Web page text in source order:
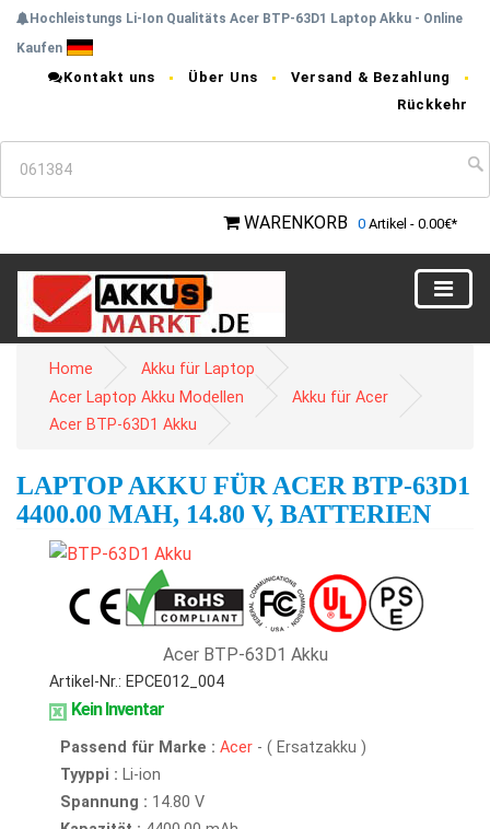
Hochleistungs Li-Ion Qualitäts Acer BTP-63D1 Laptop Akku - Online
Kaufen
Kontakt uns Über Uns
Versand & Bezahlung
Rückkehr
WARENKORB 0 Artikel - 0.00€*
Home
Akku für Laptop
Acer Laptop Akku Modellen
Akku für Acer
Acer BTP-63D1 Akku
LAPTOP AKKU FÜR ACER BTP-63D1
4400.00 MAH, 14.80 V, BATTERIEN
Acer BTP-63D1 Akku
Artikel-Nr.: EPCE012_004
Kein Inventar
Passend für Marke : Acer - ( Ersatzakku )
Tyyppi : Li-ion
Spannung : 14.80 V